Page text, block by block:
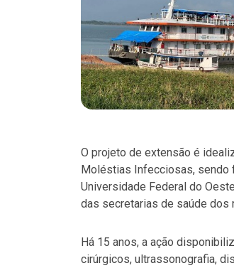
O projeto de extensão é
Moléstias Infecciosas, sendo
Universidade Federal do
das secretarias de saúde dos
Há 15 anos, a ação
cirúrgicos, ultrassonografia,